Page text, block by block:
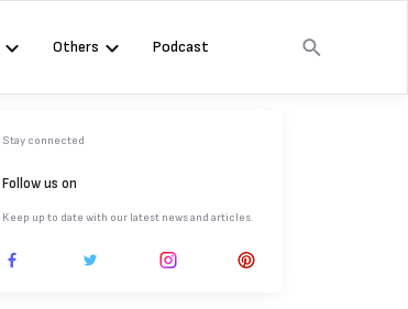
Others Podcast
Stay connected
Follow us on
Keep up to date with our latest news and articles.